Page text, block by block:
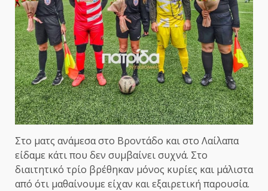
Στο ματς ανάμεσα στο Βροντάδο και στο Λαίλαπα
είδαμε κάτι που δεν συμβαίνει συχνά. Στο
διαιτητικό τρίο βρέθηκαν μόνος κυρίες και μάλιστα
από ότι μαθαίνουμε είχαν και εξαιρετική παρουσία.